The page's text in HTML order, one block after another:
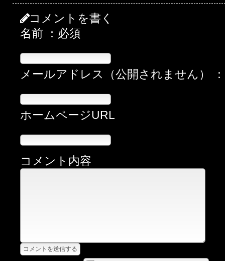
コメントを書く
名前 ：必須
メールアドレス（公開されません）
ホームページURL
コメント内容